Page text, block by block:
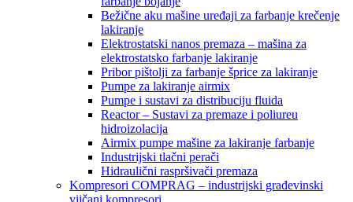
Bežične aku mašine uređaji za farbanje krečenje
lakiranje
Elektrostatski nanos premaza – mašina za
elektrostatsko farbanje lakiranje
Pribor pištolji za farbanje šprice za lakiranje
Pumpe za lakiranje airmix
Pumpe i sustavi za distribuciju fluida
Reactor – Sustavi za premaze i poliureu
hidroizolacija
Airmix pumpe mašine za lakiranje farbanje
Industrijski tlačni perači
Hidraulični raspršivači premaza
Kompresori COMPRAG – industrijski građevinski
vijčani kompresori